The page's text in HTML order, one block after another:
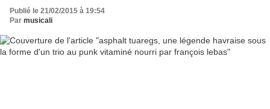
Publié le 21/02/2015 à 19:54
Par musicali